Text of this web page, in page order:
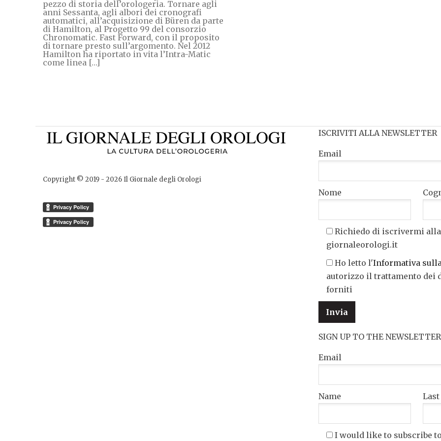
pezzo di storia dell’orologeria. Tornare agli
anni Sessanta, agli albori dei cronografi
automatici, all’acquisizione di Büren da parte
di Hamilton, al Progetto 99 del consorzio
Chronomatic. Fast Forward, con il proposito
di tornare presto sull’argomento. Nel 2012
Hamilton ha riportato in vita l’Intra-Matic
come linea […]
Copyright © 2019 - 2026Il Giornale degli Orologi
ISCRIVITI ALLA NEWSLETTER
Email
Nome
Richiedo di iscrivermi
giornaleorologi.it
Ho letto l'Informativa
autorizzo il trattamento dei
forniti
SIGN UP TO THE NEWSLETTER
Email
Name Last
I would like to subscribe